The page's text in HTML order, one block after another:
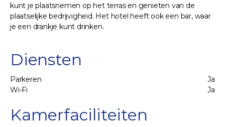
kunt je plaatsnemen op het terras en genieten van de
plaatselijke bedrijvigheid. Het hotel heeft ook een bar, waar
je een drankje kunt drinken.
Diensten
Parkeren
Ja
Wi-Fi
Ja
Kamerfaciliteiten